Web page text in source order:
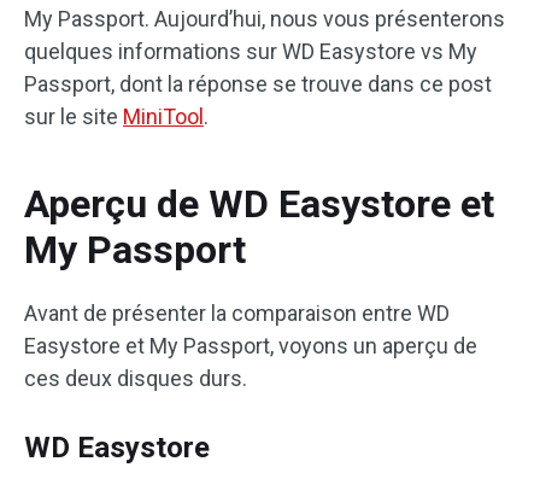
My Passport. Aujourd’hui, nous vous présenterons
quelques informations sur WD Easystore vs My
Passport, dont la réponse se trouve dans ce post
sur le site MiniTool .
Aperçu de WD Easystore et
My Passport
Avant de présenter la comparaison entre WD
Easystore et My Passport, voyons un aperçu de
ces deux disques durs.
WD Easystore